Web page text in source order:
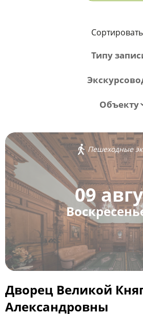
Типу
Объекту
Пешеходные
09
Дворец Великой
Александровны